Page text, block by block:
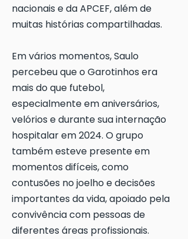
nacionais e da APCEF, além de
muitas histórias compartilhadas.
Em vários momentos, Saulo
percebeu que o Garotinhos era
mais do que futebol,
especialmente em aniversários,
velórios e durante sua internação
hospitalar em 2024. O grupo
também esteve presente em
momentos difíceis, como
contusões no joelho e decisões
importantes da vida, apoiado pela
convivência com pessoas de
diferentes áreas profissionais.